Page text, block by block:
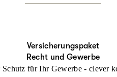
Versicherungspaket
Recht und Gewerbe
Schutz für Ihr Gewerbe - clever